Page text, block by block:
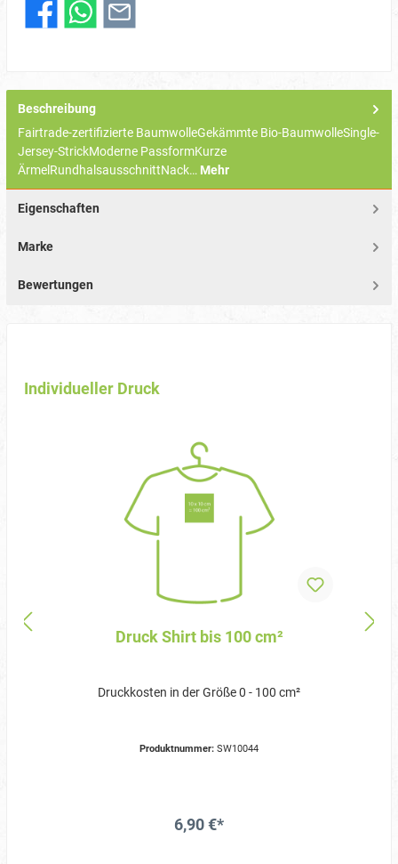
Beschreibung
Fairtrade-zertifizierte BaumwolleGekämmte Bio-BaumwolleSingle-
Jersey-StrickModerne PassformKurze
ÄrmelRundhalsausschnittNack… Mehr
Eigenschaften
Marke
Bewertungen
Individueller Druck
Druck Shirt bis 100 cm²
Druckkosten in der Größe 0 - 100 cm²
Produktnummer: SW10044
6,90 €*